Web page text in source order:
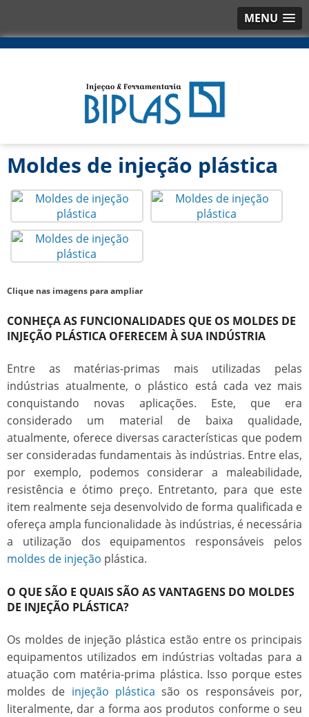
MENU
Moldes de injeção plástica
Clique nas imagens para ampliar
CONHEÇA AS FUNCIONALIDADES QUE OS MOLDES DE
INJEÇÃO PLÁSTICA OFERECEM À SUA INDÚSTRIA
Entre as matérias-primas mais utilizadas pelas
indústrias atualmente, o plástico está cada vez mais
conquistando novas aplicações. Este, que era
considerado um material de baixa qualidade,
atualmente, oferece diversas características que podem
ser consideradas fundamentais às indústrias. Entre elas,
por exemplo, podemos considerar a maleabilidade,
resistência e ótimo preço. Entretanto, para que este
item realmente seja desenvolvido de forma qualificada e
ofereça ampla funcionalidade às indústrias, é necessária
a utilização dos equipamentos responsáveis pelos
moldes de injeção plástica.
O QUE SÃO E QUAIS SÃO AS VANTAGENS DO MOLDES
DE INJEÇÃO PLÁSTICA?
Os moldes de injeção plástica estão entre os principais
equipamentos utilizados em indústrias voltadas para a
atuação com matéria-prima plástica. Isso porque estes
moldes de injeção plástica são os responsáveis por,
literalmente, dar a forma aos produtos conforme o seu